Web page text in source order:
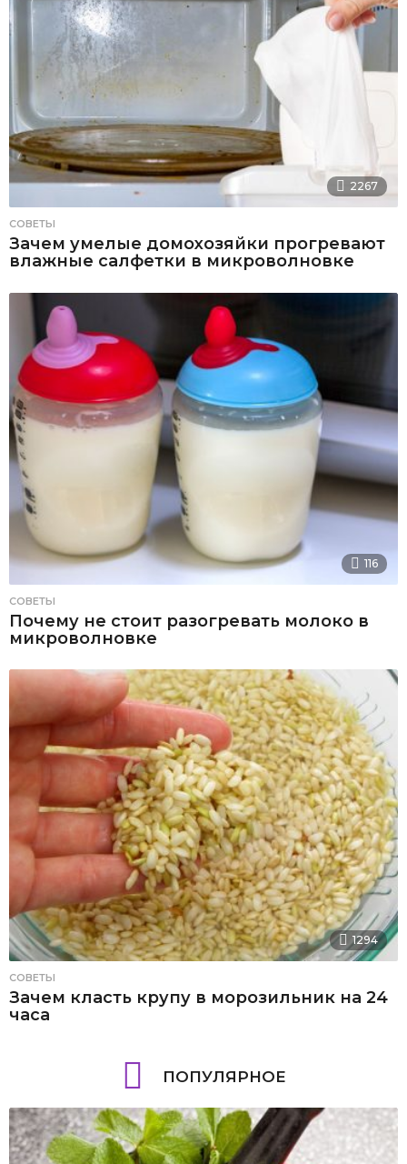
2267
СОВЕТЫ
Зачем умелые домохозяйки прогревают
влажные салфетки в микроволновке
116
СОВЕТЫ
Почему не стоит разогревать молоко в
микроволновке
1294
СОВЕТЫ
Зачем класть крупу в морозильник на 24
часа
ПОПУЛЯРНОЕ